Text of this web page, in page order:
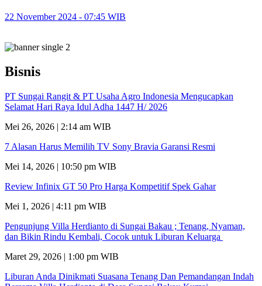
22 November 2024 - 07:45 WIB
Bisnis
PT Sungai Rangit & PT Usaha Agro Indonesia Mengucapkan
Selamat Hari Raya Idul Adha 1447 H/ 2026
Mei 26, 2026 | 2:14 am WIB
7 Alasan Harus Memilih TV Sony Bravia Garansi Resmi
Mei 14, 2026 | 10:50 pm WIB
Review Infinix GT 50 Pro Harga Kompetitif Spek Gahar
Mei 1, 2026 | 4:11 pm WIB
Pengunjung Villa Herdianto di Sungai Bakau ; Tenang, Nyaman,
dan Bikin Rindu Kembali, Cocok untuk Liburan Keluarga
Maret 29, 2026 | 1:00 pm WIB
Liburan Anda Dinikmati Suasana Tenang Dan Pemandangan Indah